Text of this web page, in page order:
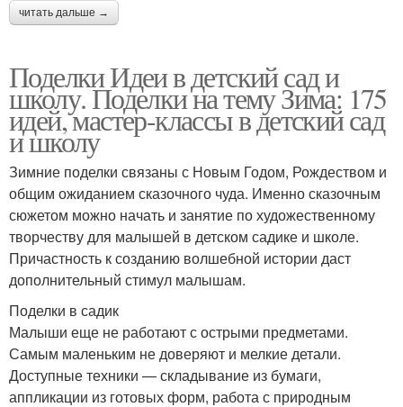
читать дальше →
Поделки Идеи в детский сад и
школу. Поделки на тему Зима: 175
идей, мастер-классы в детский сад
и школу
Зимние поделки связаны с Новым Годом, Рождеством и
общим ожиданием сказочного чуда. Именно сказочным
сюжетом можно начать и занятие по художественному
творчеству для малышей в детском садике и школе.
Причастность к созданию волшебной истории даст
дополнительный стимул малышам.
Поделки в садик
Малыши еще не работают с острыми предметами.
Самым маленьким не доверяют и мелкие детали.
Доступные техники — складывание из бумаги,
аппликации из готовых форм, работа с природным